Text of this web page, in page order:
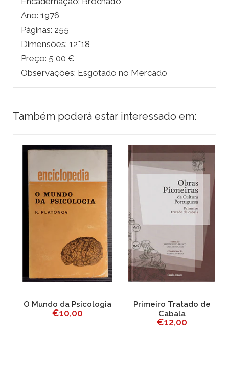
Ano: 1976
Páginas: 255
Dimensões: 12*18
Preço: 5,00 €
Observações: Esgotado no Mercado
Também poderá estar interessado em:
O Mundo da Psicologia
€10,00
Primeiro Tratado de
Cabala
€12,00